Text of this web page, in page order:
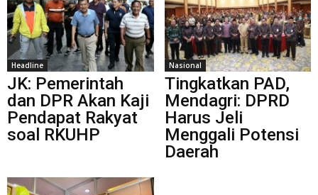
Headline
JK: Pemerintah
dan DPR Akan Kaji
Pendapat Rakyat
soal RKUHP
Nasional
Tingkatkan PAD,
Mendagri: DPRD
Harus Jeli
Menggali Potensi
Daerah